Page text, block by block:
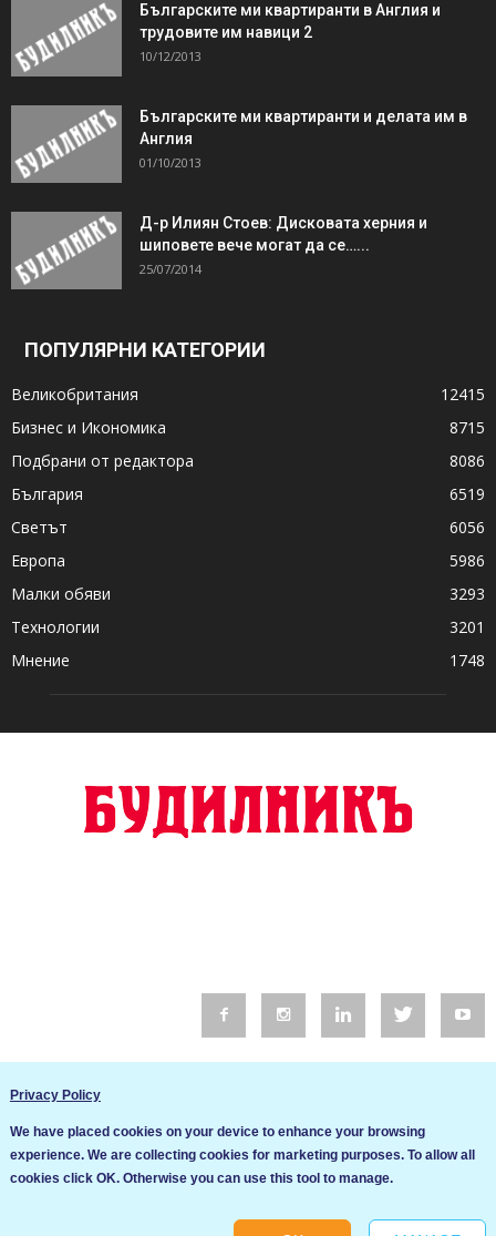
Българските ми квартиранти в Англия и
трудовите им навици 2
10/12/2013
Българските ми квартиранти и делата им в
Англия
01/10/2013
Д-р Илиян Стоев: Дисковата херния и
шиповете вече могат да се…...
25/07/2014
ПОПУЛЯРНИ КАТЕГОРИИ
Великобритания
12415
Бизнес и Икономика
8715
Подбрани от редактора
8086
България
6519
Светът
6056
Европа
5986
Малки обяви
3293
Технологии
3201
Мнение
1748
Общи условия
Privacy Policy
We have placed cookies on your device to enhance your browsing
experience. We are collecting cookies for marketing purposes. To allow all
cookies click OK. Otherwise you can use this tool to manage.
Ние използваме бисквитки за да подобрим услугите си. Ако
продължите да посещавате този сайт, ние приемаме, че се